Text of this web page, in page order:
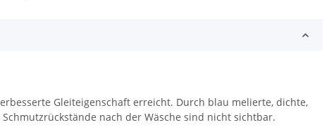
Gleiteigenschaft erreicht. Durch blau melierte, dichte,
nach der Wäsche sind nicht sichtbar.